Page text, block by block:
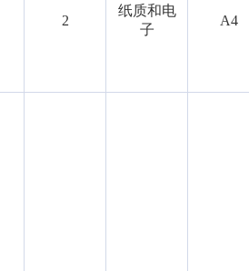
2
纸质和电
子
A4